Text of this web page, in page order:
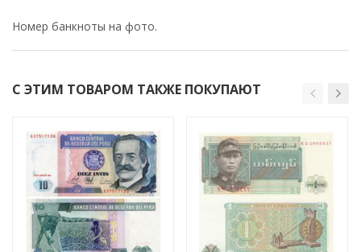
Номер банкноты на фото.
С ЭТИМ ТОВАРОМ ТАКЖЕ ПОКУПАЮТ